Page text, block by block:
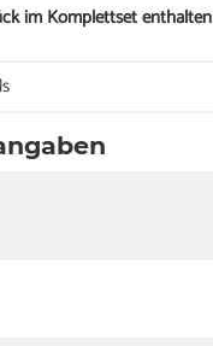
im Komplettset enthalten